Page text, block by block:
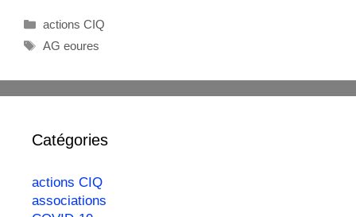
actions CIQ
AG eoures
Catégories
actions CIQ
associations